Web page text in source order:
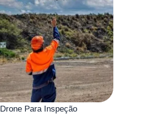
Drone Para Inspeção